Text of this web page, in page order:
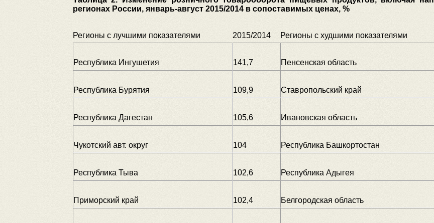
регионах России, январь-август 2015/2014 в сопоставимых ценах, %
Регионы с лучшими показателями 2015/2014 Регионы с худшими показателями
Республика Ингушетия 141,7 Пенсенская область
Республика Бурятия 109,9 Ставропольский край
Республика Дагестан 105,6 Ивановская область
Чукотский авт. округ 104 Республика Башкортостан
Республика Тыва 102,6 Республика Адыгея
Приморский край 102,4 Белгородская область